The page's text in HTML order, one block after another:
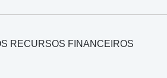
RECURSOS FINANCEIROS